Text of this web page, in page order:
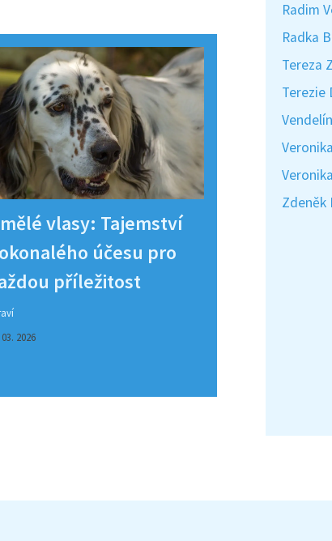
vlasy: Tajemství
účesu pro
příležitost
03. 2026
Radim
Radka
Tereza
Terezie
Zdeněk